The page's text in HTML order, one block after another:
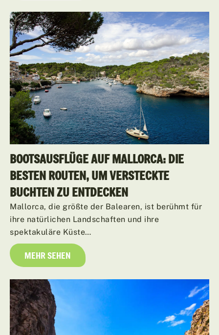
BOOTSAUSFLÜGE AUF MALLORCA: DIE
BESTEN ROUTEN, UM VERSTECKTE
BUCHTEN ZU ENTDECKEN
Mallorca, die größte der Balearen, ist berühmt für
ihre natürlichen Landschaften und ihre
spektakuläre Küste…
MEHR SEHEN